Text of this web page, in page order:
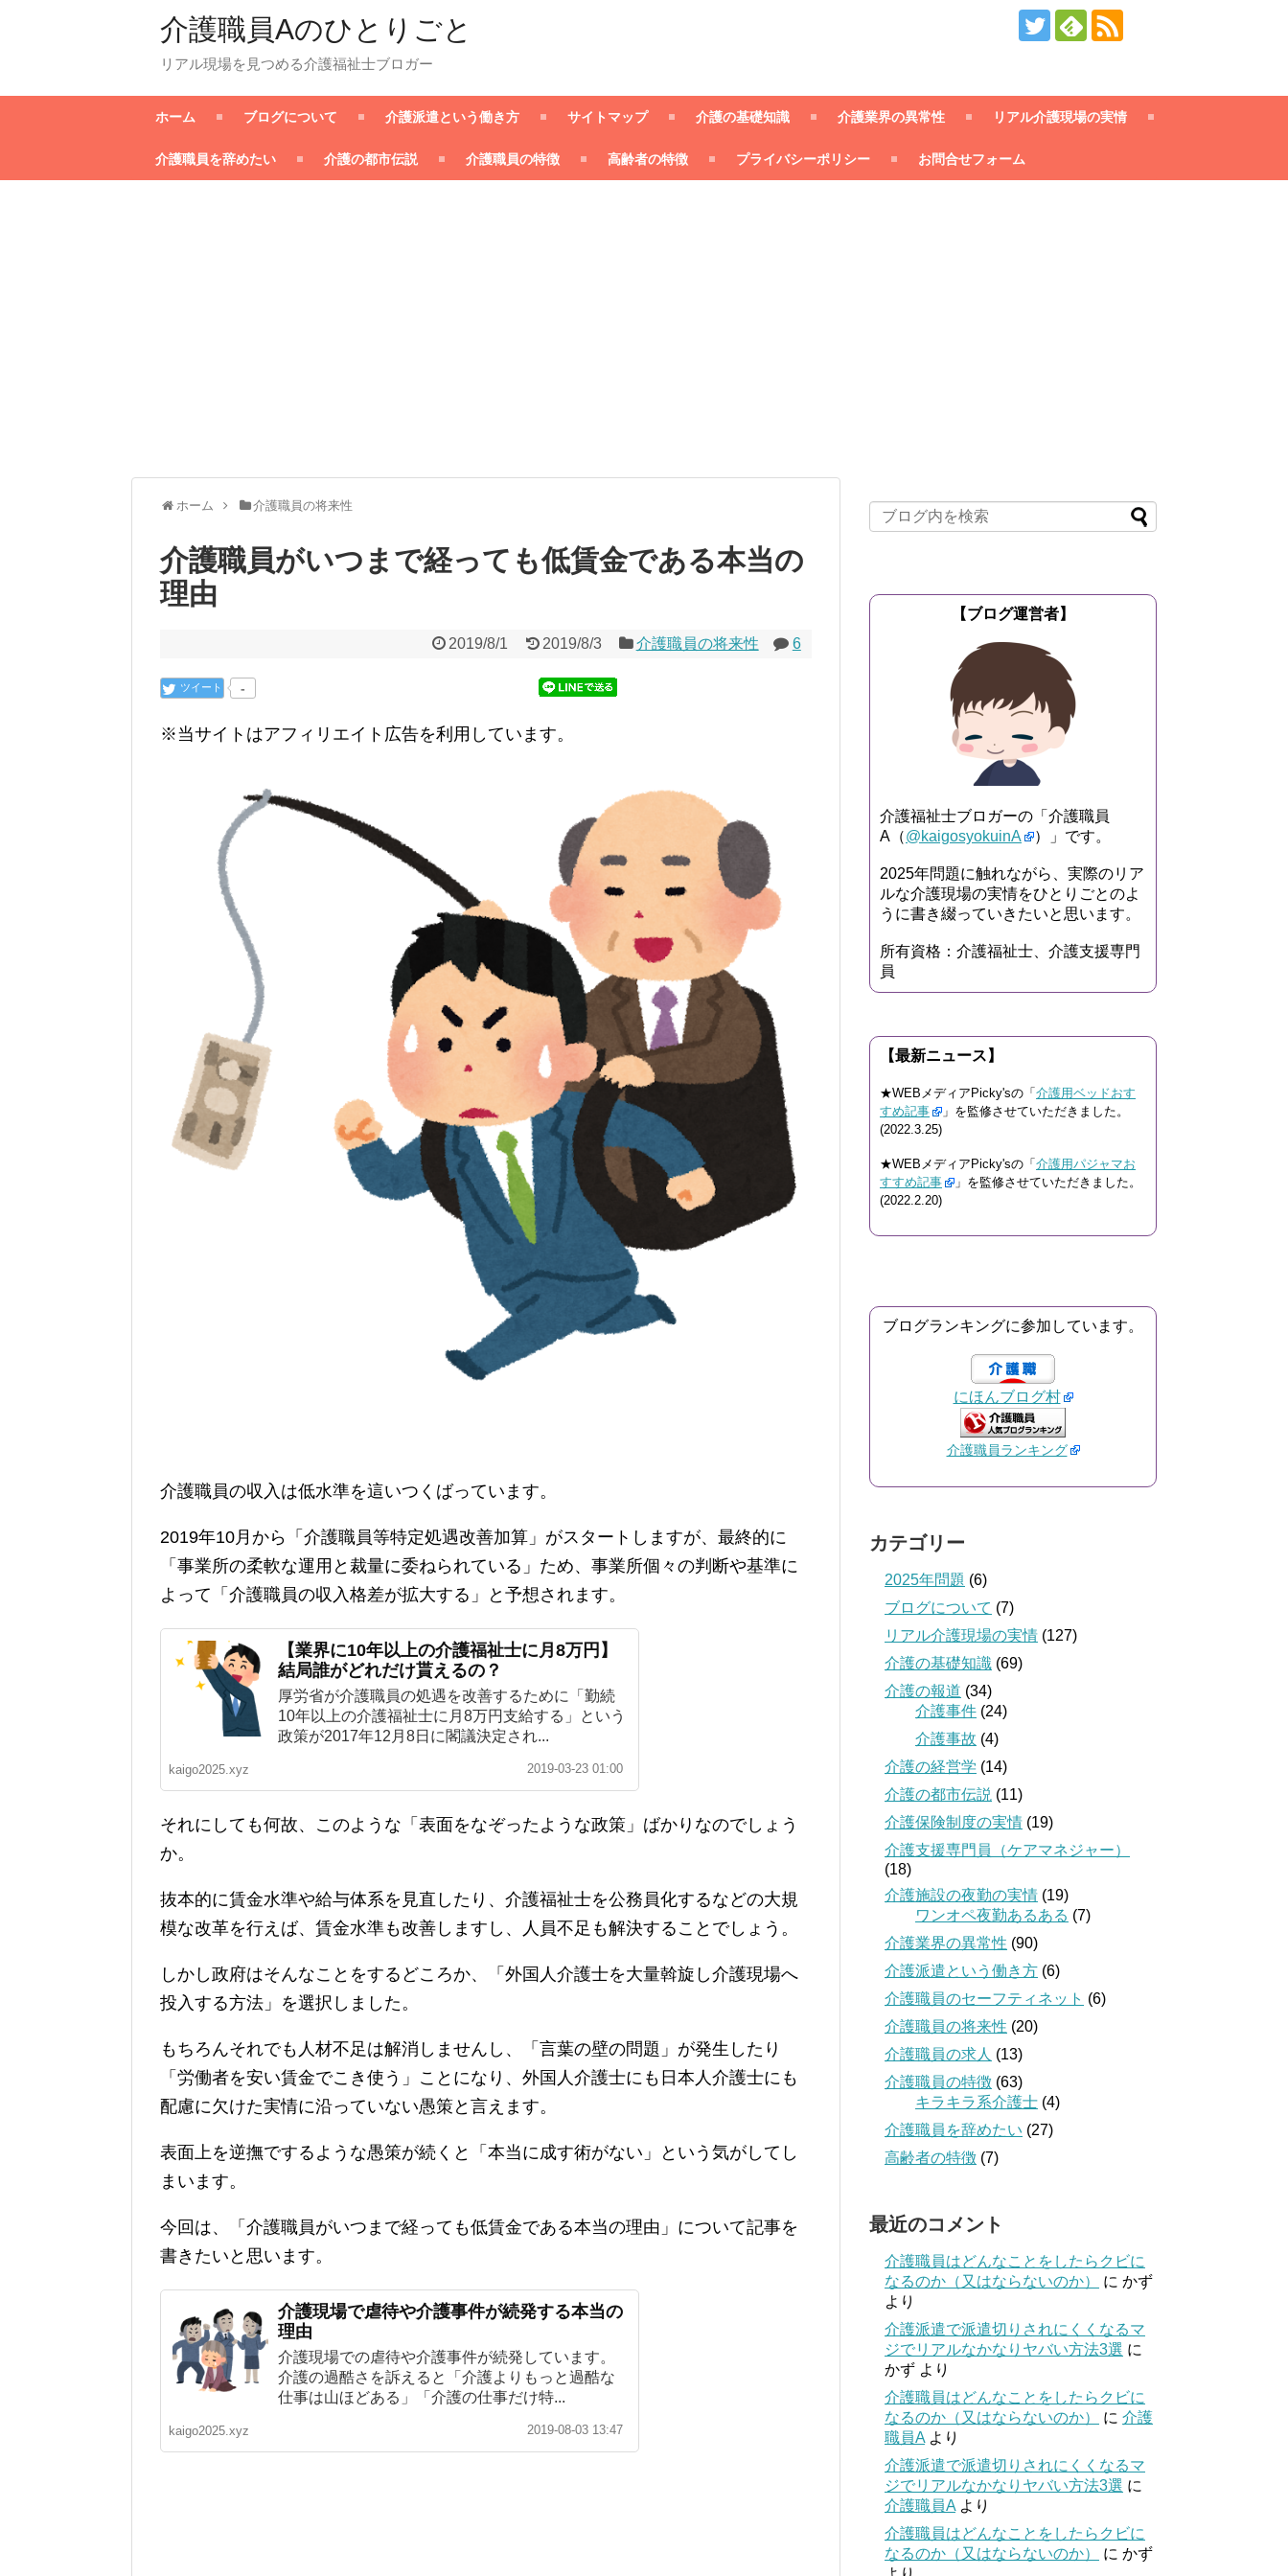
介護職員Aのひとりごと
リアル現場を見つめる介護福祉士ブロガー
ホーム ブログについて 介護派遣という働き方 サイトマップ 介護の基礎知識 介護業界の異常性 リアル介護現場の実情
介護職員を辞めたい 介護の都市伝説 介護職員の特徴 高齢者の特徴 プライバシーポリシー お問合せフォーム
ホーム 介護職員の将来性
介護職員がいつまで経っても低賃金である本当の
理由
2019/8/1 2019/8/3 介護職員の将来性 6
-
ツイート
※当サイトはアフィリエイト広告を利用しています。
介護職員の収入は低水準を這いつくばっています。
2019年10月から「介護職員等特定処遇改善加算」がスタートしますが、最終的に
「事業所の柔軟な運用と裁量に委ねられている」ため、事業所個々の判断や基準に
よって「介護職員の収入格差が拡大する」と予想されます。
【業界に10年以上の介護福祉士に月8万円】
結局誰がどれだけ貰えるの？
厚労省が介護職員の処遇を改善するために「勤続
10年以上の介護福祉士に月8万円支給する」という
政策が2017年12月8日に閣議決定され...
kaigo2025.xyz 2019-03-23 01:00
それにしても何故、このような「表面をなぞったような政策」ばかりなのでしょう
か。
抜本的に賃金水準や給与体系を見直したり、介護福祉士を公務員化するなどの大規
模な改革を行えば、賃金水準も改善しますし、人員不足も解決することでしょう。
しかし政府はそんなことをするどころか、「外国人介護士を大量斡旋し介護現場へ
投入する方法」を選択しました。
もちろんそれでも人材不足は解消しませんし、「言葉の壁の問題」が発生したり
「労働者を安い賃金でこき使う」ことになり、外国人介護士にも日本人介護士にも
配慮に欠けた実情に沿っていない愚策と言えます。
表面上を逆撫でするような愚策が続くと「本当に成す術がない」という気がしてし
まいます。
今回は、「介護職員がいつまで経っても低賃金である本当の理由」について記事を
書きたいと思います。
介護現場で虐待や介護事件が続発する本当の
理由
介護現場での虐待や介護事件が続発しています。
介護の過酷さを訴えると「介護よりもっと過酷な
仕事は山ほどある」「介護の仕事だけ特...
kaigo2025.xyz 2019-08-03 13:47
【ブログ運営者】
介護福祉士ブロガーの「介護職員
A（@kaigosyokuinA ）」です。
2025年問題に触れながら、実際のリア
ルな介護現場の実情をひとりごとのよ
うに書き綴っていきたいと思います。
所有資格：介護福祉士、介護支援専門
員
【最新ニュース】
★WEBメディアPicky'sの「 介護用ベッドおす
すめ記事
」を監修させていただきました。
(2022.3.25)
★WEBメディアPicky'sの「 介護用パジャマお
すすめ記事
」を監修させていただきました。
(2022.2.20)
ブログランキングに参加しています。
にほんブログ村
介護職員ランキング
カテゴリー
2025年問題 (6)
ブログについて (7)
リアル介護現場の実情 (127)
介護の基礎知識 (69)
介護の報道 (34)
介護事件 (24)
介護事故 (4)
介護の経営学 (14)
介護の都市伝説 (11)
介護保険制度の実情 (19)
介護支援専門員（ケアマネジャー）
(18)
介護施設の夜勤の実情 (19)
ワンオペ夜勤あるある (7)
介護業界の異常性 (90)
介護派遣という働き方 (6)
介護職員のセーフティネット (6)
介護職員の将来性 (20)
介護職員の求人 (13)
介護職員の特徴 (63)
キラキラ系介護士 (4)
介護職員を辞めたい (27)
高齢者の特徴 (7)
最近のコメント
介護職員はどんなことをしたらクビに
なるのか（又はならないのか）
に かず
より
介護派遣で派遣切りされにくくなるマ
ジでリアルなかなりヤバい方法3選 に
かず より
介護職員はどんなことをしたらクビに
なるのか（又はならないのか）
に 介護
職員A より
介護派遣で派遣切りされにくくなるマ
ジでリアルなかなりヤバい方法3選 に
介護職員A より
介護職員はどんなことをしたらクビに
なるのか（又はならないのか）
に かず